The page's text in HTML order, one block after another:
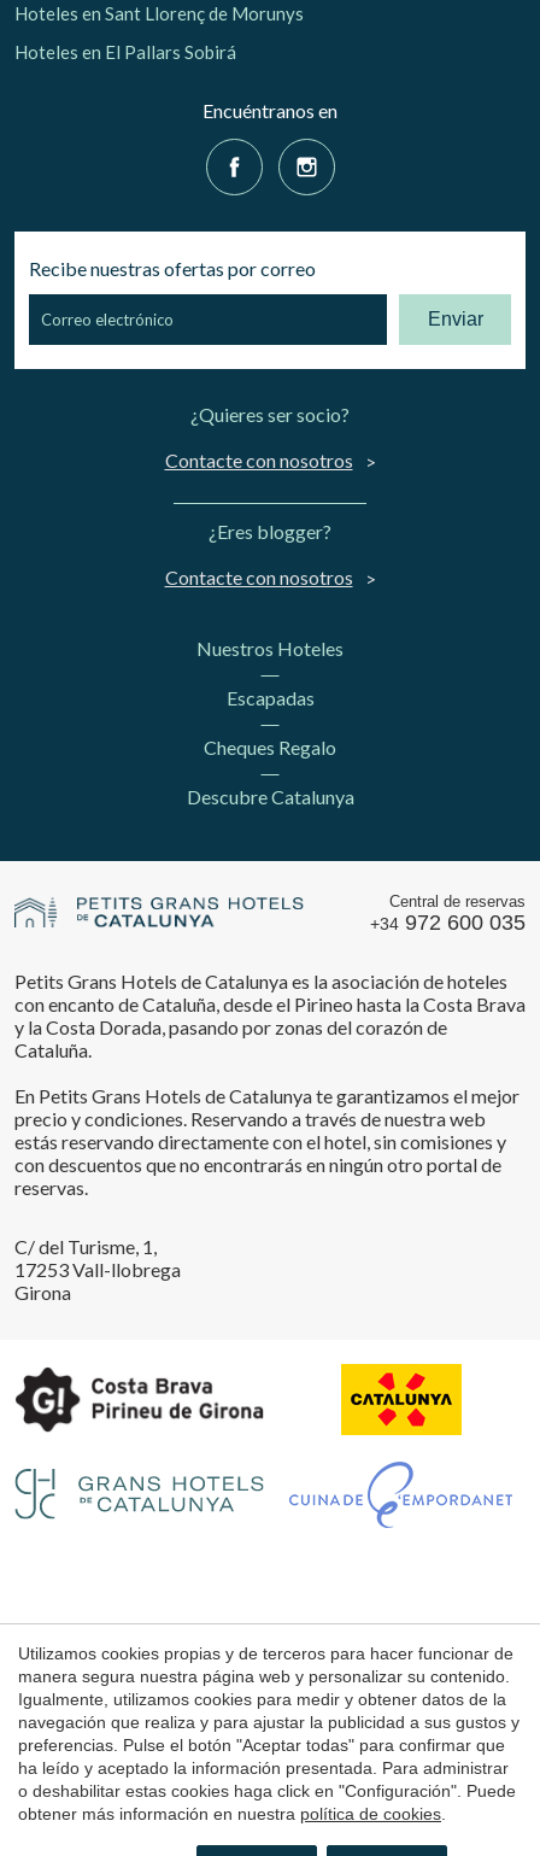
Hoteles en Sant Llorenç de Morunys
Hoteles en El Pallars Sobirá
Encuéntranos en
Recibe nuestras ofertas por correo
Enviar
¿Quieres ser socio?
Contacte con nosotros
¿Eres blogger?
Contacte con nosotros
Nuestros Hoteles
Escapadas
Cheques Regalo
Descubre Catalunya
Central de reservas
+34 972 600 035
Petits Grans Hotels de Catalunya es la asociación de hoteles
con encanto de Cataluña, desde el Pirineo hasta la Costa Brava
y la Costa Dorada, pasando por zonas del corazón de
Cataluña.
En Petits Grans Hotels de Catalunya te garantizamos el mejor
precio y condiciones. Reservando a través de nuestra web
estás reservando directamente con el hotel, sin comisiones y
con descuentos que no encontrarás en ningún otro portal de
reservas.
C/ del Turisme, 1,
17253 Vall-llobrega
Girona
Aviso Legal
Condiciones de uso de la web
Política de Cookies
© 1998 - 2026
Petits Grans Hotels de Catalunya
Utilizamos cookies propias y de terceros para hacer funcionar de
manera segura nuestra página web y personalizar su contenido.
Igualmente, utilizamos cookies para medir y obtener datos de la
navegación que realiza y para ajustar la publicidad a sus gustos y
preferencias. Pulse el botón "Aceptar todas" para confirmar que
ha leído y aceptado la información presentada. Para administrar
o deshabilitar estas cookies haga click en "Configuración". Puede
obtener más información en nuestra política de cookies
Guardar configuración Aceptar todas